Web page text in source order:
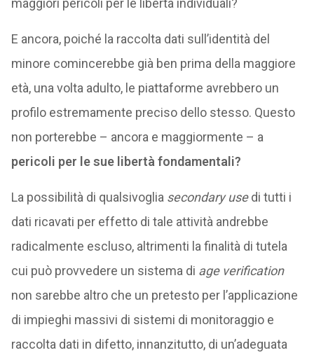
maggiori pericoli per le libertà individuali?
E ancora, poiché la raccolta dati sull’identità del
minore comincerebbe già ben prima della maggiore
età, una volta adulto, le piattaforme avrebbero un
profilo estremamente preciso dello stesso. Questo
non porterebbe – ancora e maggiormente – a
pericoli per le sue libertà fondamentali?
La possibilità di qualsivoglia secondary usedi tutti i
dati ricavati per effetto di tale attività andrebbe
radicalmente escluso, altrimenti la finalità di tutela
cui può provvedere un sistema di age verification
non sarebbe altro che un pretesto per l’applicazione
di impieghi massivi di sistemi di monitoraggio e
raccolta dati in difetto, innanzitutto, di un’adeguata